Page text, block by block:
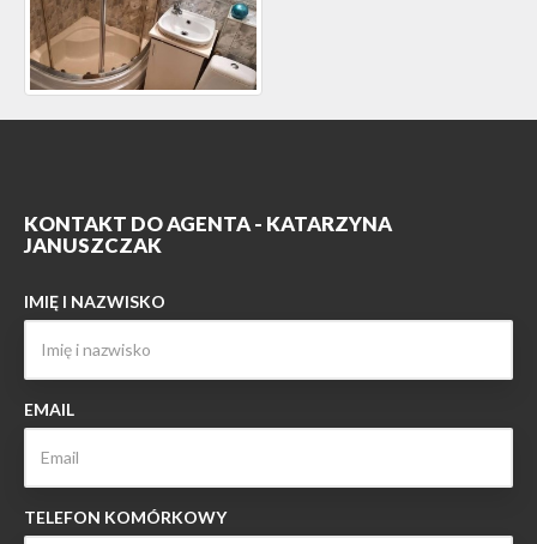
KONTAKT DO AGENTA - KATARZYNA
JANUSZCZAK
IMIĘ I NAZWISKO
EMAIL
TELEFON KOMÓRKOWY